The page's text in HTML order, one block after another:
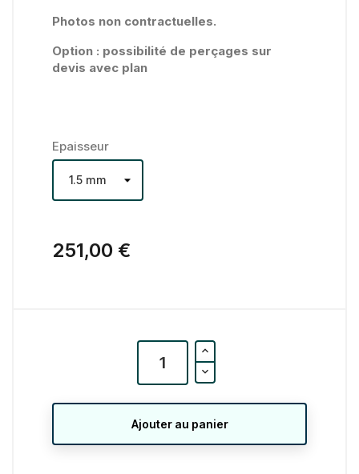
Photos non contractuelles.
Option : possibilité de perçages sur
devis avec plan
Epaisseur
251,00 €
Ajouter au panier